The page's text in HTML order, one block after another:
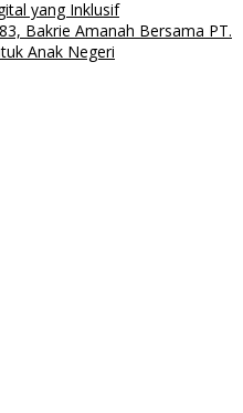
yang Inklusif
Bakrie Amanah Bersama PT.
Anak Negeri